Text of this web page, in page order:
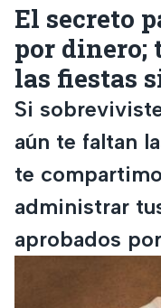
El secreto
por dinero;
las fiestas
Si
aún te faltan
te
administrar
aprobados